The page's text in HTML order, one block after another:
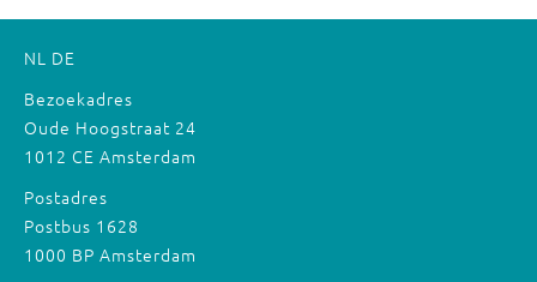
NL DE
Bezoekadres
Oude Hoogstraat 24
1012 CE Amsterdam
Postadres
Postbus 1628
1000 BP Amsterdam